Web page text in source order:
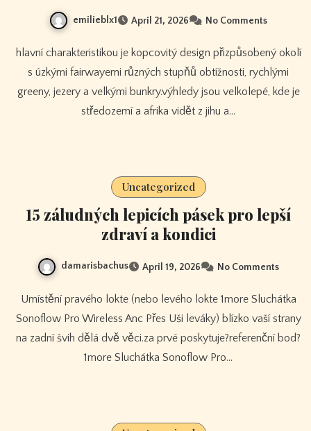
emilieblx1 April 21, 2026 No Comments
hlavní charakteristikou je kopcovitý design přizpůsobený okolí
s úzkými fairwayemi různých stupňů obtížnosti, rychlými
greeny, jezery a velkými bunkry.výhledy jsou velkolepé, kde je
středozemí a afrika vidět z jihu a…
Uncategorized
15 záludných lepicích pásek pro lepší
zdraví a kondici
damarisbachus April 19, 2026 No Comments
Umístění pravého lokte (nebo levého lokte 1more Sluchátka
Sonoflow Pro Wireless Anc Přes Uši leváky) blízko vaší strany
na zadní švih dělá dvě věci.za prvé poskytuje?referenční bod?
1more Sluchátka Sonoflow Pro…